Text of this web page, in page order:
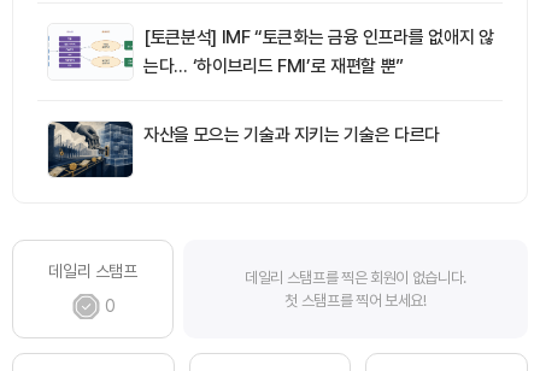
[토큰분석] IMF “토큰화는 금융 인프라를 없애지 않
는다… ‘하이브리드 FMI’로 재편할 뿐”
자산을 모으는 기술과 지키는 기술은 다르다
데일리 스탬프
0
데일리 스탬프를 찍은 회원이 없습니다.
첫 스탬프를 찍어 보세요!